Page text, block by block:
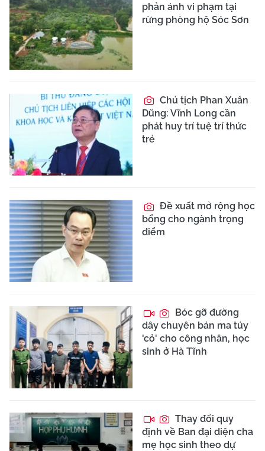
phản ánh vi phạm tại
rừng phòng hộ Sóc Sơn
Chủ tịch Phan Xuân
Dũng: Vĩnh Long cần
phát huy trí tuệ trí thức
trẻ
Đề xuất mở rộng học
bổng cho ngành trọng
điểm
Bóc gỡ đường
dây chuyên bán ma túy
'cỏ' cho công nhân, học
sinh ở Hà Tĩnh
Thay đổi quy
định về Ban đại diện cha
mẹ học sinh theo dự